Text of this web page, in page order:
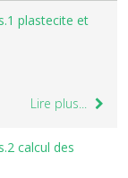
plastecite et
Lire plus...
calcul des